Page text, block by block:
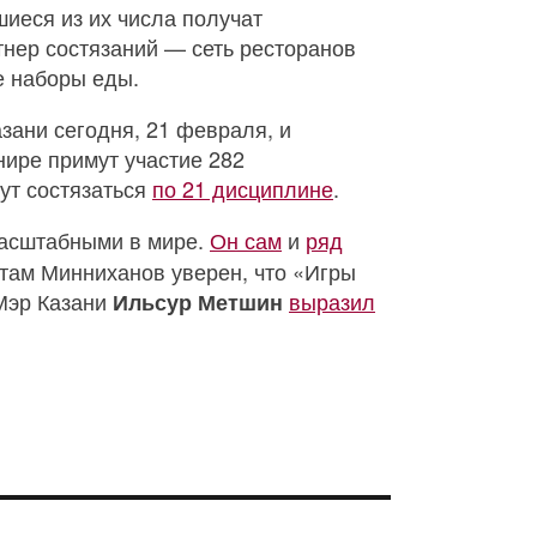
из их числа получат
состязаний — сеть ресторанов
наборы еды.
сегодня, 21 февраля, и
примут участие 282
состязаться по 21 дисциплине.
в мире. Он сам и ряд
Минниханов уверен, что «Игры
Казани Ильсур Метшин выразил